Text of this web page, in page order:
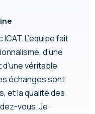
L’équipe fait
d’une
véritable
échanges sont
et la qualité des
vous. Je